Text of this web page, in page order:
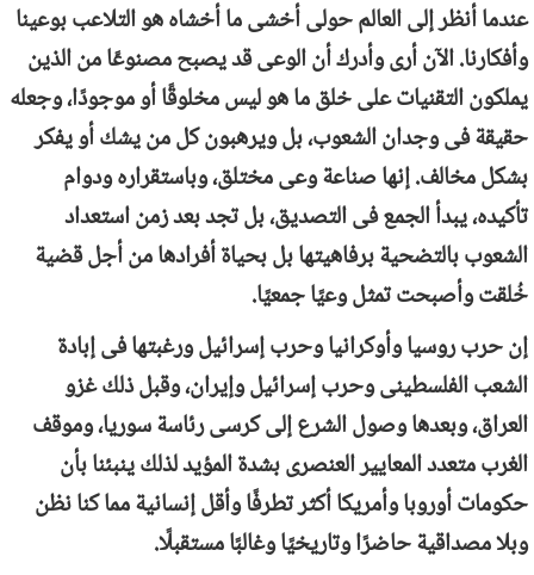
عندما أنظر إلى العالم حولى أخشى ما أخشاه هو التلاعب بوعينا
وأفكارنا. الآن أرى وأدرك أن الوعى قد يصبح مصنوعًا من الذين
يملكون التقنيات على خلق ما هو ليس مخلوقًا أو موجودًا، وجعله
حقيقة فى وجدان الشعوب، بل ويرهبون كل من يشك أو يفكر
بشكل مخالف. إنها صناعة وعى مختلق، وباستقراره ودوام
تأكيده، يبدأ الجمع فى التصديق، بل تجد بعد زمن استعداد
الشعوب بالتضحية برفاهيتها بل بحياة أفرادها من أجل قضية
خُلقت وأصبحت تمثل وعيًا جمعيًا.
إن حرب روسيا وأوكرانيا وحرب إسرائيل ورغبتها فى إبادة
الشعب الفلسطينى وحرب إسرائيل وإيران، وقبل ذلك غزو
العراق، وبعدها وصول الشرع إلى كرسى رئاسة سوريا، وموقف
الغرب متعدد المعايير العنصرى بشدة المؤيد لذلك ينبئنا بأن
حكومات أوروبا وأمريكا أكثر تطرفًا وأقل إنسانية مما كنا نظن
وبلا مصداقية حاضرًا وتاريخيًا وغالبًا مستقبلًا.